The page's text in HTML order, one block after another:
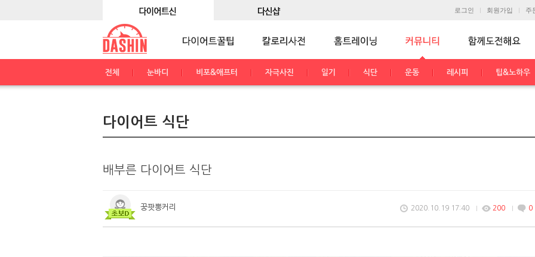
로그인 회원가입 주
전체 눈바디 비포&애프터 자극사진 일기 식단 운동 레시피 팁&노하우
다이어트 식단
배부른 다이어트 식단
꿍팟뽕커리 2020.10.19 17:40 200 0